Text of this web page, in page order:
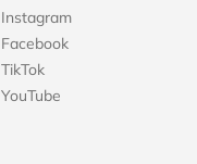
Instagram
Facebook
TikTok
YouTube